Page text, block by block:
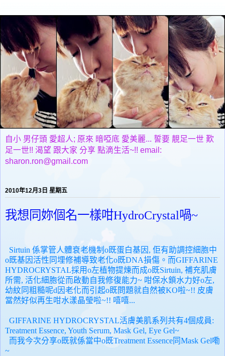
自小 男仔頭 愛超人; 原來 暗啞底 愛美麗... 誓要 靚足一世 歎
足一世!! 渴望 跟大家 分享 點滴生活~!! email:
sharon.ron@gmail.com
2010年12月3日 星期五
我想同妳個名一樣咁HydroCrystal喎~
Sirtuin 係掌管人體衰老機制o既蛋白基因, 佢有助調控細胞中
o既基因活性同埋修補導致老化o既DNA損傷。而GIFFARINE
HYDROCRYSTAL採用o左植物提煉而成o既Sirtuin, 補充肌膚
所需, 活化細胞從而啟動自我修復能力~ 咁保水鎖水力好o左,
幼紋同粗糙呢d因老化而引起o既問題就自然被KO啦~!! 皮膚
當然好似再生咁水漾晶瑩啦~!! 嘻嘻...
GIFFARINE HYDROCRYSTAL活膚美肌系列共有4個成員:
Treatment Essence, Youth Serum, Mask Gel, Eye Gel~
而我今次分享o既就係當中o既Treatment Essence同Mask Gel嘞
~